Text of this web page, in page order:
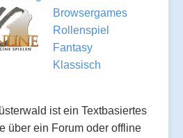
Browsergames
Rollenspiel
Fantasy
Klassisch
ist ein Textbasiertes
über ein Forum oder offline